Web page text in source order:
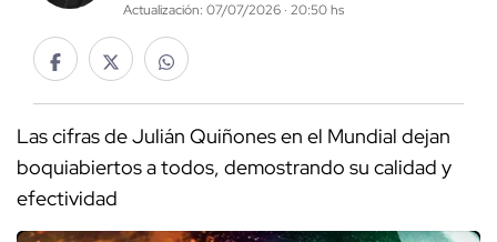
Actualización: 07/07/2026 · 20:50 hs
Las cifras de Julián Quiñones en el Mundial dejan
boquiabiertos a todos, demostrando su calidad y
efectividad